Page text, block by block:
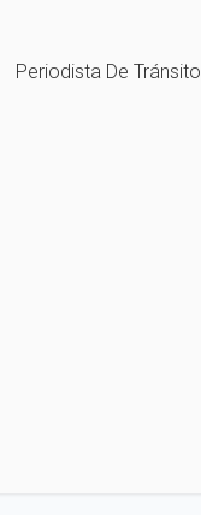
Periodista De Tránsito